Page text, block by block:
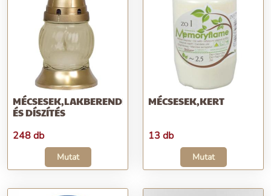
MÉCSESEK,LAKBERENDEZÉS
ÉS DÍSZÍTÉS
248 db
Mutat
MÉCSESEK,KERT
13 db
Mutat